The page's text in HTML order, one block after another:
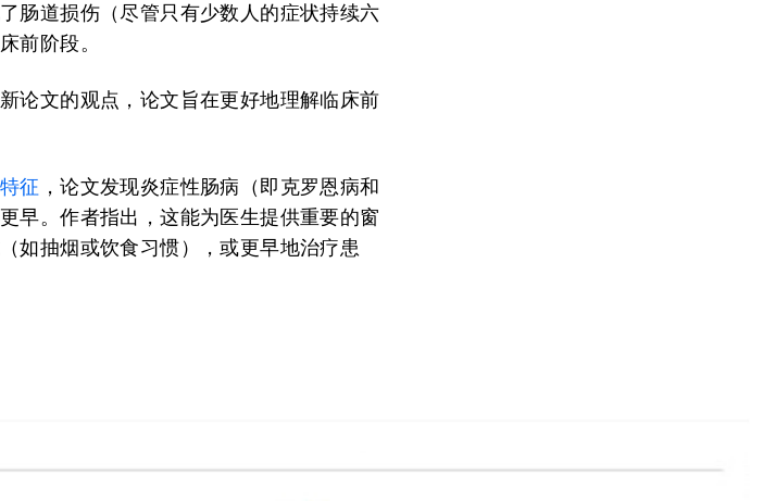
肠道损伤（尽管只有少数人的症状持续六
前阶段。
论文的观点，论文旨在更好地理解临床前
征 ，论文发现炎症性肠病（即克罗恩病和
早。作者指出，这能为医生提供重要的窗
如抽烟或饮食习惯），或更早地治疗患